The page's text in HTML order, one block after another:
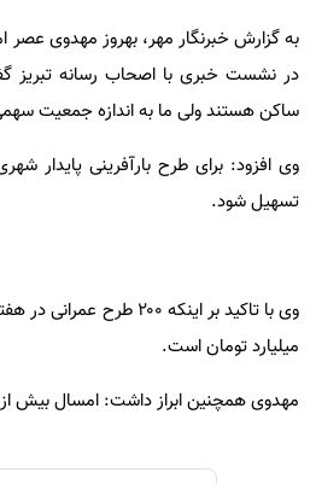
به گزارش خبرنگار مهر، بهروز مهدوی عصر
در نشست خبری با اصحاب رسانه تبریز
ساکن هستند ولی ما به اندازه جمعیت سهمی
تسهیل شود.
میلیارد تومان است.
مهدوی همچنین ابراز داشت: امسال بیش از ۸۴ میلیارد تومان از محل تملک دارایی ها برای ۱۱۵ طرح هزینه می شود.